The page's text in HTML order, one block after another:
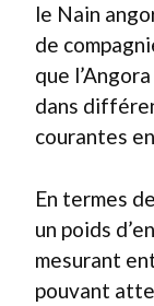
le Nain
de
que
dans
courantes
En termes
un poids
mesurant
pouvant